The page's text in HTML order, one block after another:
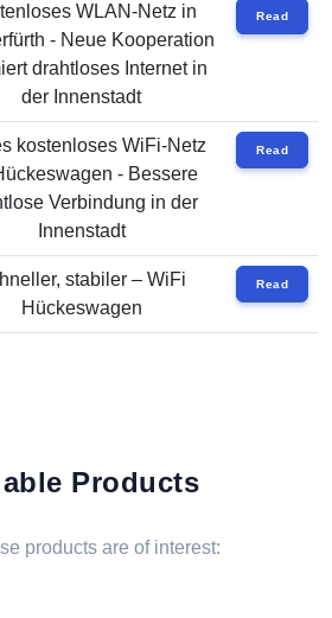
WLAN-Netz in
- Neue Kooperation
drahtloses Internet in
der Innenstadt
Read
kostenloses WiFi-Netz
- Bessere
Verbindung in der
Innenstadt
Read
stabiler – WiFi
Hückeswagen
Read
Products
products are of interest: